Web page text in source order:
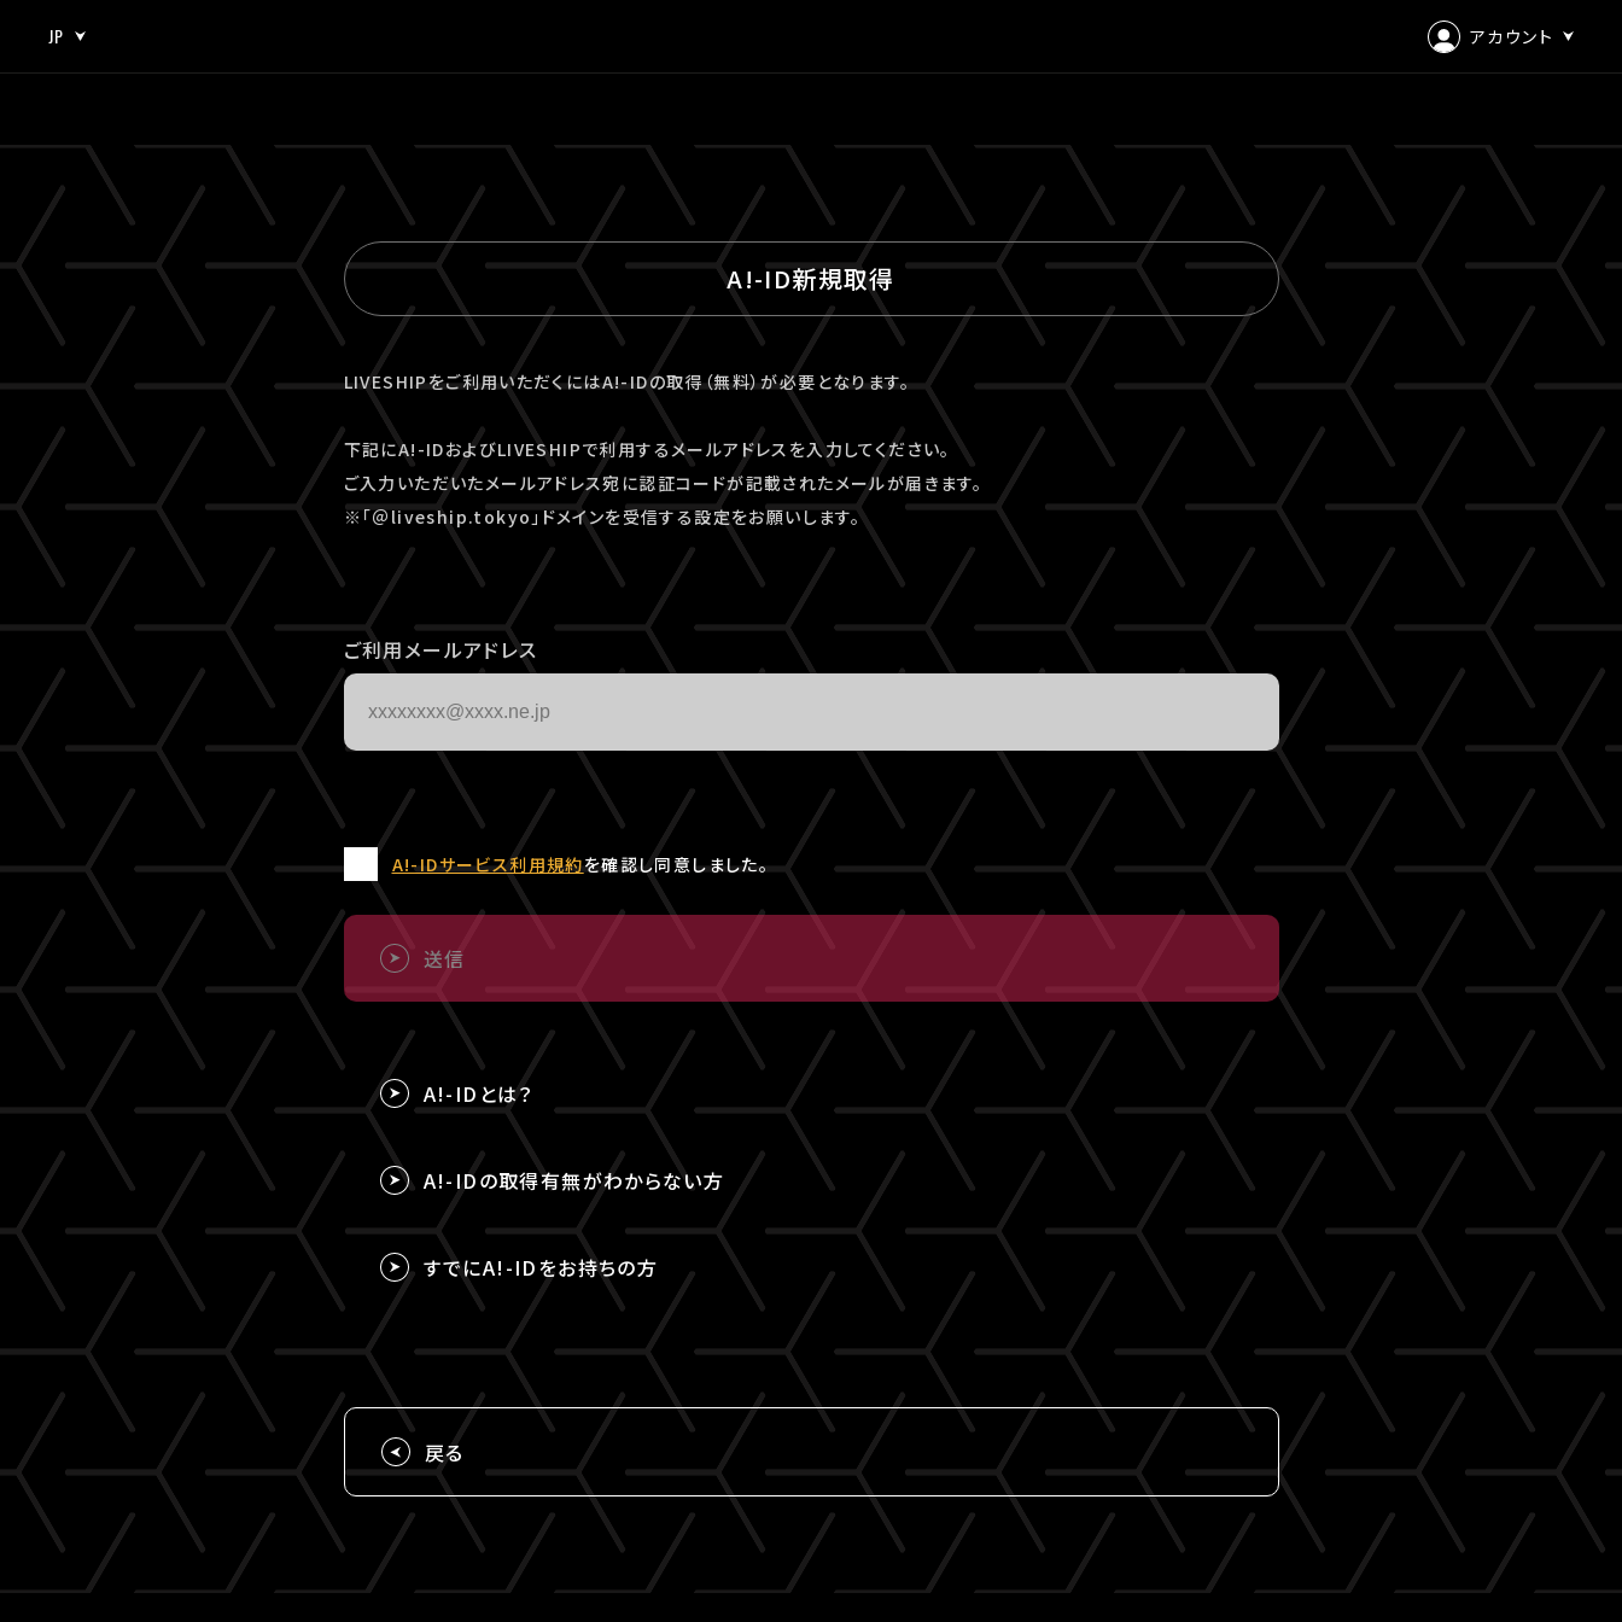
JP アカウント
EN
会員登録
A!-ID新規取得
LIVESHIPをご利用いただくにはA!-IDの取得（無料）が必要となります。
下記にA!-IDおよびLIVESHIPで利用するメールアドレスを入力してください。
ご入力いただいたメールアドレス宛に認証コードが記載されたメールが届きます。
※「＠liveship.tokyo」ドメインを受信する設定をお願いします。
ご利用メールアドレス
A!-IDサービス利用規約を確認し同意しました。
送信
A!-IDとは？
A!-IDの取得有無がわからない方
すでにA!-IDをお持ちの方
戻る